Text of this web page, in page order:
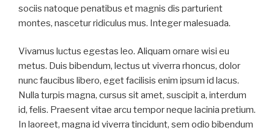
sociis natoque penatibus et magnis dis parturient
montes, nascetur ridiculus mus. Integer malesuada.
Vivamus luctus egestas leo. Aliquam ornare wisi eu
metus. Duis bibendum, lectus ut viverra rhoncus, dolor
nunc faucibus libero, eget facilisis enim ipsum id lacus.
Nulla turpis magna, cursus sit amet, suscipit a, interdum
id, felis. Praesent vitae arcu tempor neque lacinia pretium.
In laoreet, magna id viverra tincidunt, sem odio bibendum